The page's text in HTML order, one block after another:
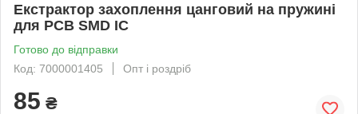
Екстрактор захоплення цанговий на пружині
для PCB SMD IC
Готово до відправки
Код: 7000001405
Опт і роздріб
85 ₴